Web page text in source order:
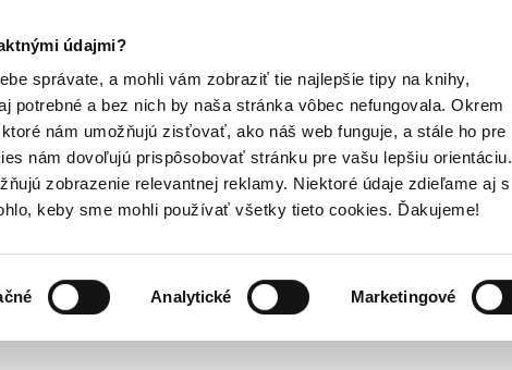
údajmi?
správate, a mohli vám zobraziť tie najlepšie tipy na knihy,
potrebné a bez nich by naša stránka vôbec nefungovala. Okrem
nám umožňujú zisťovať, ako náš web funguje, a stále ho pre
nám dovoľujú prispôsobovať stránku pre vašu lepšiu orientáciu.
zobrazenie relevantnej reklamy. Niektoré údaje zdieľame aj s
keby sme mohli používať všetky tieto cookies. Ďakujeme!
Analytické Marketingové